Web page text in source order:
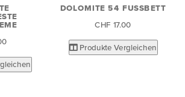
DOLOMITE 54 FUSSBETT
CHF 17.00
Produkte Vergleichen